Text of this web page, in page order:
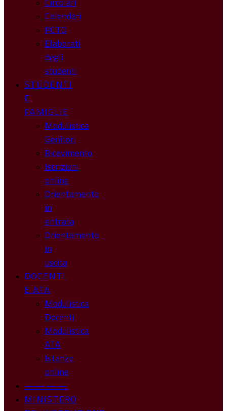
Calendari
PCTO
Elaborati
degli
studenti
STUDENTI
E
FAMIGLIE
Modulistica
Genitori
Ricevimento
Iscrizioni
online
Orientamento
in
entrata
Orientamento
in
uscita
DOCENTI
E ATA
Modulistica
Docenti
Modulistica
ATA
Istanze
online
————
MINISTERO